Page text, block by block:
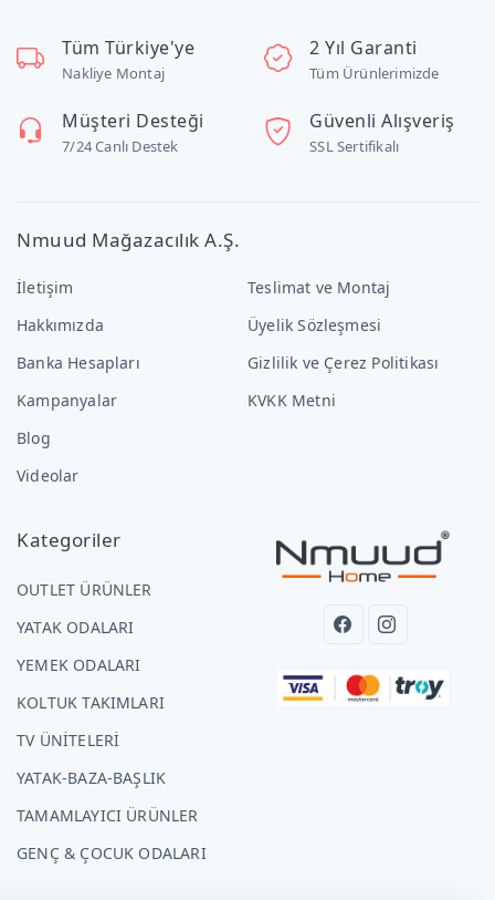
Tüm Türkiye'ye
Nakliye Montaj
2 Yıl Garanti
Tüm Ürünlerimizde
Müşteri Desteği
7/24 Canlı Destek
Güvenli Alışveriş
SSL Sertifikalı
Nmuud Mağazacılık A.Ş.
İletişim
Hakkımızda
Banka Hesapları
Kampanyalar
Blog
Videolar
Teslimat ve Montaj
Üyelik Sözleşmesi
Gizlilik ve Çerez Politikası
KVKK Metni
Kategoriler
OUTLET ÜRÜNLER
YATAK ODALARI
YEMEK ODALARI
KOLTUK TAKIMLARI
TV ÜNİTELERİ
YATAK-BAZA-BAŞLIK
TAMAMLAYICI ÜRÜNLER
GENÇ & ÇOCUK ODALARI